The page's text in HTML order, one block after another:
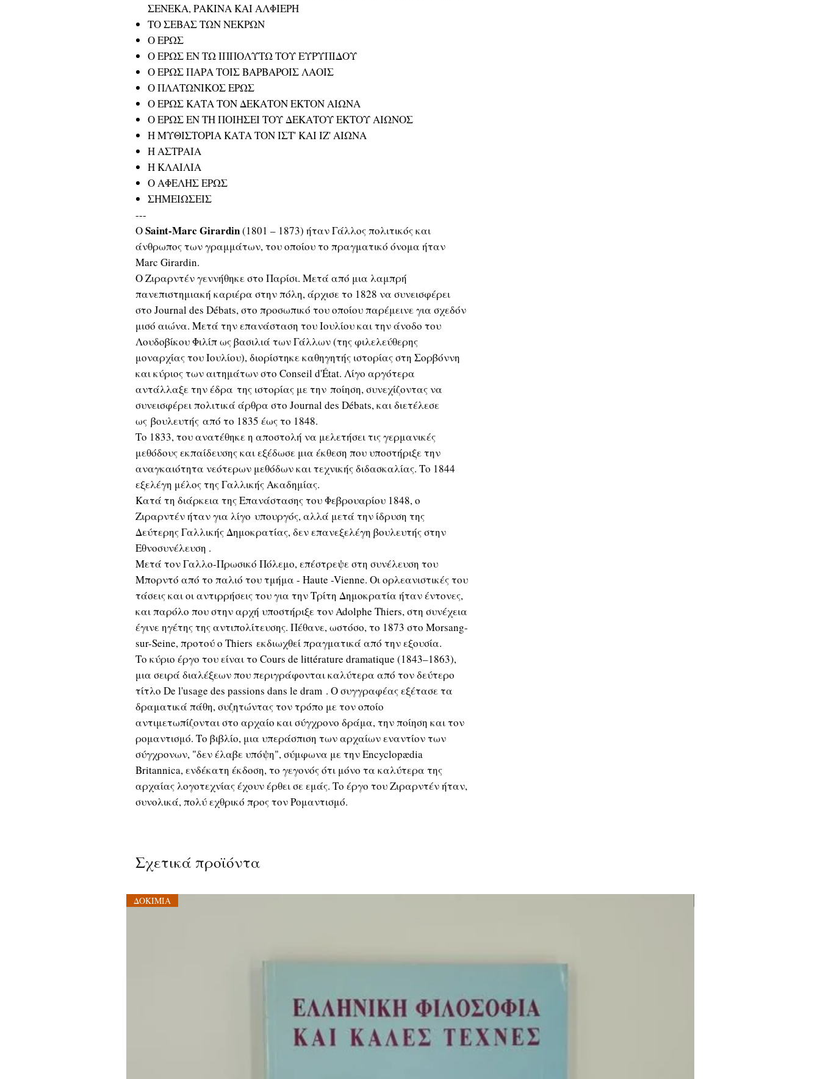
ΣΕΝΕΚΑ, ΡΑΚΙΝΑ ΚΑΙ ΑΛΦΙΕΡΗ
ΤΟ ΣΕΒΑΣ ΤΩΝ ΝΕΚΡΩΝ
Ο ΕΡΩΣ
Ο ΕΡΩΣ ΕΝ ΤΩ ΙΠΠΟΛΥΤΩ ΤΟΥ ΕΥΡΥΠΙΔΟΥ
Ο ΕΡΩΣ ΠΑΡΑ ΤΟΙΣ ΒΑΡΒΑΡΟΙΣ ΛΑΟΙΣ
Ο ΠΛΑΤΩΝΙΚΟΣ ΕΡΩΣ
Ο ΕΡΩΣ ΚΑΤΑ ΤΟΝ ΔΕΚΑΤΟΝ ΕΚΤΟΝ ΑΙΩΝΑ
Ο ΕΡΩΣ ΕΝ ΤΗ ΠΟΙΗΣΕΙ ΤΟΥ ΔΕΚΑΤΟΥ ΕΚΤΟΥ ΑΙΩΝΟΣ
Η ΜΥΘΙΣΤΟΡΙΑ ΚΑΤΑ ΤΟΝ ΙΣΤ' ΚΑΙ ΙΖ' ΑΙΩΝΑ
Η ΑΣΤΡΑΙΑ
Η ΚΛΑΙΛΙΑ
Ο ΑΦΕΛΗΣ ΕΡΩΣ
ΣΗΜΕΙΩΣΕΙΣ
---
ΟSaint-Marc Girardin(1801 – 1873) ήταν Γάλλος πολιτικός και
άνθρωπος των γραμμάτων, του οποίου το πραγματικό όνομα ήταν
Marc Girardin.
Ο Ζιραρντέν γεννήθηκε στο Παρίσι. Μετά από μια λαμπρή
πανεπιστημιακή καριέρα στην πόλη, άρχισε το 1828 να συνεισφέρει
στο Journal des Débats, στο προσωπικό του οποίου παρέμεινε για σχεδόν
μισό αιώνα. Μετά την επανάσταση του Ιουλίου και την άνοδο του
Λουδοβίκου Φιλίπ ως βασιλιά των Γάλλων (της φιλελεύθερης
μοναρχίας του Ιουλίου), διορίστηκε καθηγητής ιστορίας στη Σορβόννη
και κύριος των αιτημάτων στο Conseil d'État. Λίγο αργότερα
αντάλλαξε την έδρα της ιστορίας με την ποίηση, συνεχίζοντας να
συνεισφέρει πολιτικά άρθρα στο Journal des Débats, και διετέλεσε
ως βουλευτής από το 1835 έως το 1848.
Το 1833, του ανατέθηκε η αποστολή να μελετήσει τις γερμανικές
μεθόδους εκπαίδευσης και εξέδωσε μια έκθεση που υποστήριξε την
αναγκαιότητα νεότερων μεθόδων και τεχνικής διδασκαλίας. Το 1844
εξελέγη μέλος της Γαλλικής Ακαδημίας.
Κατά τη διάρκεια της Επανάστασης του Φεβρουαρίου 1848, ο
Ζιραρντέν ήταν για λίγο υπουργός, αλλά μετά την ίδρυση της
Δεύτερης Γαλλικής Δημοκρατίας, δεν επανεξελέγη βουλευτής στην
Εθνοσυνέλευση .
Μετά τον Γαλλο-Πρωσικό Πόλεμο, επέστρεψε στη συνέλευση του
Μπορντό από το παλιό του τμήμα - Haute -Vienne. Οι ορλεανιστικές του
τάσεις και οι αντιρρήσεις του για την Τρίτη Δημοκρατία ήταν έντονες,
και παρόλο που στην αρχή υποστήριξε τον Adolphe Thiers, στη συνέχεια
έγινε ηγέτης της αντιπολίτευσης. Πέθανε, ωστόσο, το 1873 στο Morsang-
sur-Seine, προτού ο Thiers εκδιωχθεί πραγματικά από την εξουσία.
Το κύριο έργο του είναι το Cours de littérature dramatique (1843–1863),
μια σειρά διαλέξεων που περιγράφονται καλύτερα από τον δεύτερο
τίτλο De l'usage des passions dans le dram . Ο συγγραφέας εξέτασε τα
δραματικά πάθη, συζητώντας τον τρόπο με τον οποίο
αντιμετωπίζονται στο αρχαίο και σύγχρονο δράμα, την ποίηση και τον
ρομαντισμό. Το βιβλίο, μια υπεράσπιση των αρχαίων εναντίον των
σύγχρονων, "δεν έλαβε υπόψη", σύμφωνα με την Encyclopædia
Britannica, ενδέκατη έκδοση, το γεγονός ότι μόνο τα καλύτερα της
αρχαίας λογοτεχνίας έχουν έρθει σε εμάς. Το έργο του Ζιραρντέν ήταν,
συνολικά, πολύ εχθρικό προς τον Ρομαντισμό.
Σχετικά προϊόντα
ΔΟΚΙΜΙΑ